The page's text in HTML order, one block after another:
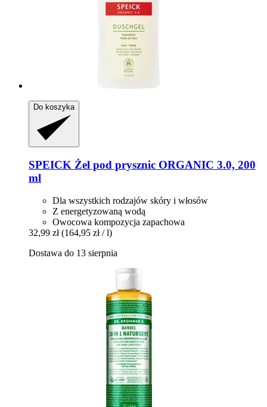
Do koszyka
SPEICK Żel pod prysznic ORGANIC 3.0, 200
ml
Dla wszystkich rodzajów skóry i włosów
Z energetyzowaną wodą
Owocowa kompozycja zapachowa
32,99 zł (164,95 zł / l)
Dostawa do 13 sierpnia